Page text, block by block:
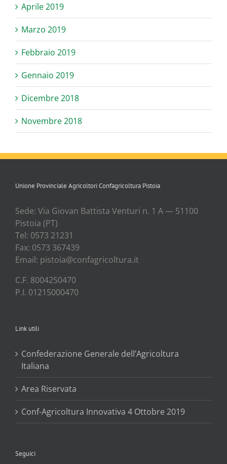
Aprile 2019
Marzo 2019
Febbraio 2019
Gennaio 2019
Dicembre 2018
Novembre 2018
Unione Provinciale Agricoltori Confagricoltura Pistoia
Sede: Via Gio­van Bat­ti­sta Ven­tu­ri n. 1 A — 51100
Pisto­ia (PT)
Tel: 0573 21231
Fax: 0573 367439
Email: pistoia@confagricoltura.it
C.F. 8004250470
P.I. 01215000470
Link utili
Confederazione Generale dell’Agricoltura
Italiana
Area Riservata
Conf-Agricoltura Innovativa 4 Ottobre 2019
Seguici